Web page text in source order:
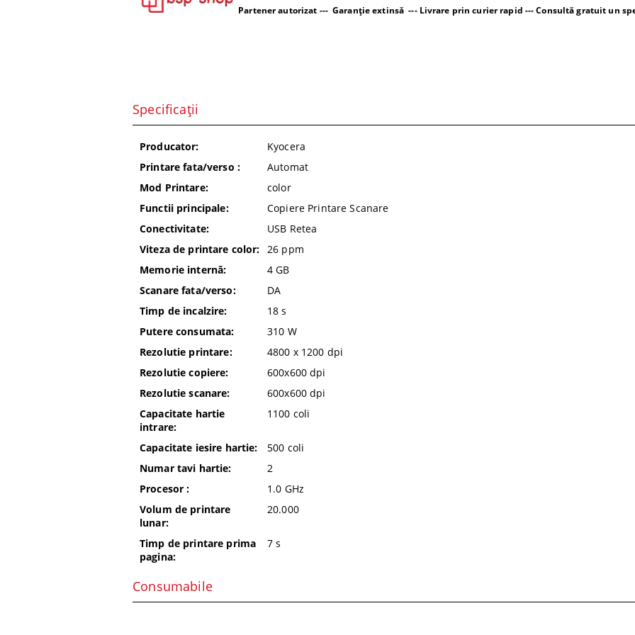
Partener autorizat --- Garanție extinsă --- Livrare prin curier rapid --- Consultă gratuit un
Specificații
Producator:
Kyocera
Printare fata/verso :
Automat
Mod Printare:
color
Functii principale:
Copiere Printare Scanare
Conectivitate:
USB Retea
Viteza de printare color: 26 ppm
Memorie internă:
4 GB
Scanare fata/verso:
DA
Timp de incalzire:
18s
Putere consumata:
310 W
Rezolutie printare:
4800 x 1200 dpi
Rezolutie copiere:
600x600dpi
Rezolutie scanare:
600x600dpi
Capacitate hartie
intrare:
1100 coli
Capacitate iesire hartie: 500 coli
Numar tavi hartie:
2
Procesor :
1.0 GHz
Volum de printare
lunar:
20.000
Timp de printare prima
pagina:
7s
Consumabile